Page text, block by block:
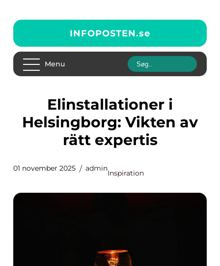
INFOPOSTEN.se
Menu
Elinstallationer i
Helsingborg: Vikten av
rätt expertis
01 november 2025 admin
Inspiration